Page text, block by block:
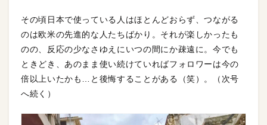
その頃日本で使っている人はほとんどおらず、つながる
のは欧米の先進的な人たちばかり。それが楽しかったも
のの、反応の少なさゆえにいつの間にか疎遠に。今でも
ときどき、あのまま使い続けていればフォロワーは今の
倍以上いたかも…と後悔することがある（笑）。（次号
へ続く）